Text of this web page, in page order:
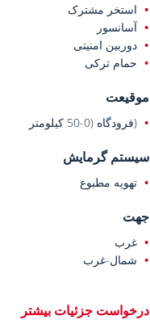
استخر مشترک
آسانسور
دوربین امنیتی
حمام ترکی
موقیعت
(فرودگاه (0-50 کیلومتر
سیستم گرمایش
تهویه مطبوع
جهت
غرب
شمال-غرب
درخواست جزئیات بیشتر